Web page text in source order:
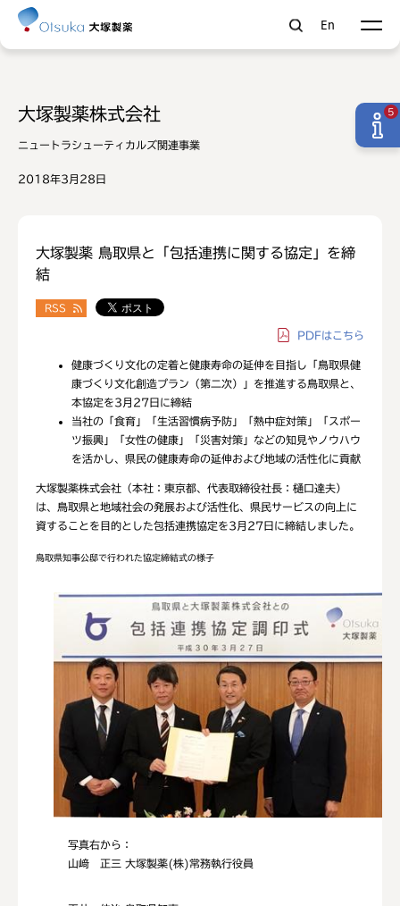
En
大塚製薬株式会社
ニュートラシューティカルズ関連事業
2018年3月28日
大塚製薬 鳥取県と「包括連携に関する協定」を締
結
RSS
PDFはこちら
健康づくり文化の定着と健康寿命の延伸を目指し「鳥取県健
康づくり文化創造プラン（第二次）」を推進する鳥取県と、
本協定を3月27日に締結
当社の「食育」「生活習慣病予防」「熱中症対策」「スポー
ツ振興」「女性の健康」「災害対策」などの知見やノウハウ
を活かし、県民の健康寿命の延伸および地域の活性化に貢献
大塚製薬株式会社（本社：東京都、代表取締役社長：樋口達夫）
は、鳥取県と地域社会の発展および活性化、県民サービスの向上に
資することを目的とした包括連携協定を3月27日に締結しました。
鳥取県知事公邸で行われた協定締結式の様子
写真右から：
山﨑 正三 大塚製薬(株)常務執行役員
5